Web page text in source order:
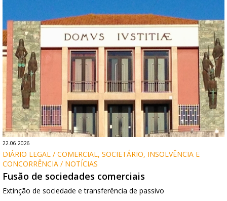
22.06.2026
DIÁRIO LEGAL / COMERCIAL, SOCIETÁRIO, INSOLVÊNCIA E
CONCORRÊNCIA / NOTÍCIAS
Fusão de sociedades comerciais
Extinção de sociedade e transferência de passivo